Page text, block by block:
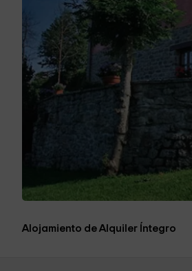
Alojamiento de Alquiler Íntegro